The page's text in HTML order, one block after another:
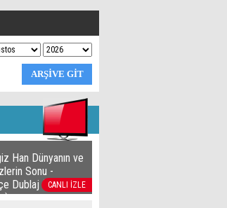
CANLI İZLE
Han Dünyanın ve
Sonu -
Dublaj film izle